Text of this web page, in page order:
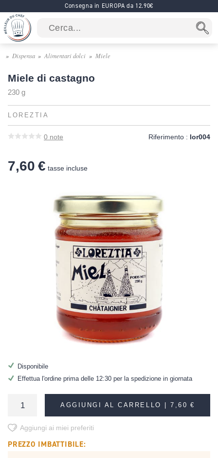
Consegna in EUROPA da 12.90€
Dispensa Alimentari dolci Miele
Miele di castagno
230 g
LOREZTIA
0 note Riferimento : lor004
7,60 € tasse incluse
Disponibile
Effettua l'ordine prima delle 12:30 per la spedizione in giornata
AGGIUNGI AL CARRELLO | 7,60 €
Aggiungi ai miei preferiti
PREZZO IMBATTIBILE: